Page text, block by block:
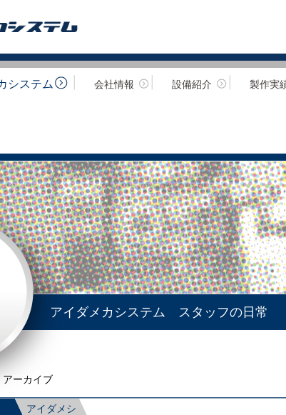
システム 会社情報 設備紹介 製作実
アイダメカシステム スタッフの日常
アーカイブ
アイダメシ